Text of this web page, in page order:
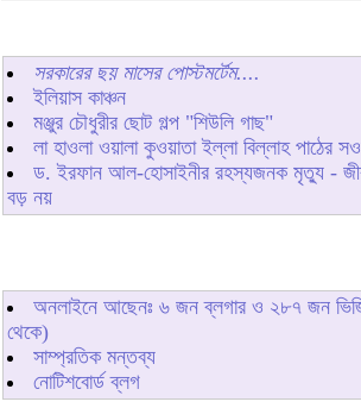
সরকারের ছয় মাসের পোস্টমর্টেম....
ইলিয়াস কাঞ্চন
মঞ্জুর চৌধুরীর ছোট গল্প "শিউলি গাছ"
লা হাওলা ওয়ালা কুওয়াতা ইল্লা বিল্লাহ পাঠের
ড. ইরফান আল-হোসাইনীর রহস্যজনক মৃত্যু -
বড় নয়
অনলাইনে আছেনঃ ৬ জন ব্লগার ও ২৮৭ জন
থেকে)
সাম্প্রতিক মন্তব্য
নোটিশবোর্ড ব্লগ